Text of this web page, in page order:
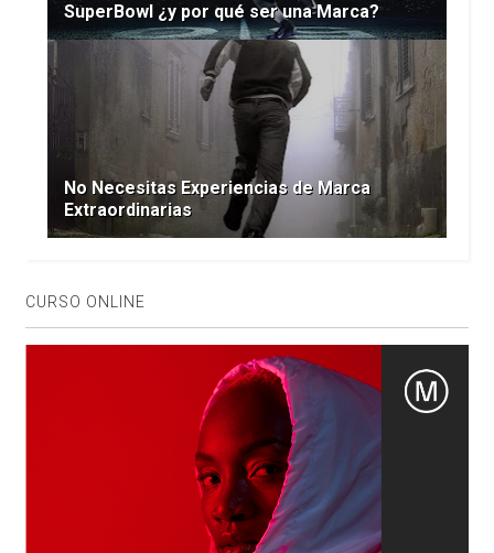
SuperBowl ¿y por qué ser una Marca?
No Necesitas Experiencias de Marca
Extraordinarias
CURSO ONLINE